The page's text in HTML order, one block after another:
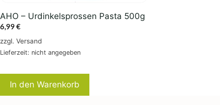
AHO – Urdinkelsprossen Pasta 500g
6,99€
zzgl. Versand
Lieferzeit: nicht angegeben
In den Warenkorb